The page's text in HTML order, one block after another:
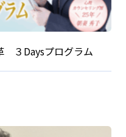
３Daysプログラム